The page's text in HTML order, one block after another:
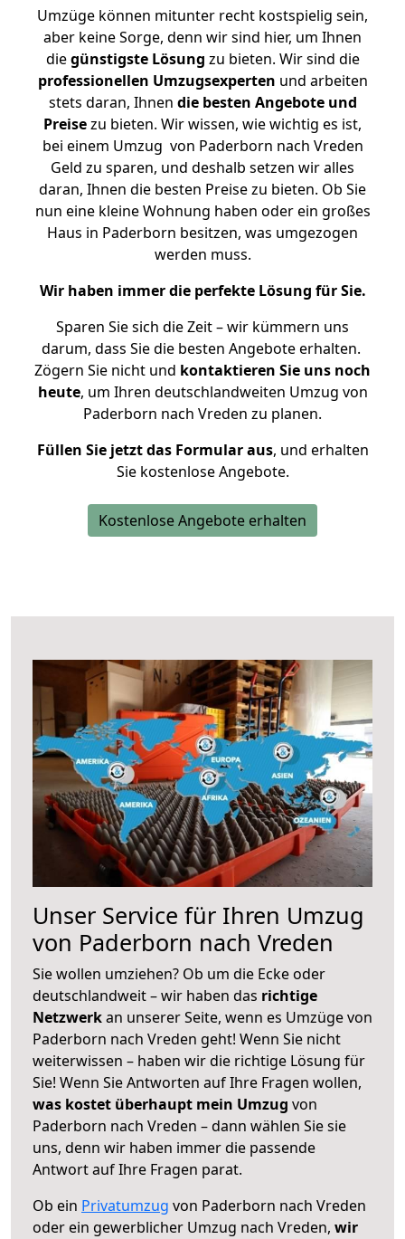
Umzüge können mitunter recht kostspielig sein,
aber keine Sorge, denn wir sind hier, um Ihnen
diegünstigste Lösung zu bieten. Wir sind die
professionellen Umzugsexperten und arbeiten
stets daran, Ihnen die besten Angebote und
Preisezu bieten. Wir wissen, wie wichtig es ist,
bei einem Umzug von Paderborn nach Vreden
Geld zu sparen, und deshalb setzen wir alles
daran, Ihnen die besten Preise zu bieten. Ob Sie
nun eine kleine Wohnung haben oder ein großes
Haus in Paderborn besitzen, was umgezogen
werden muss.
Wir haben immer die perfekte Lösung für Sie.
Sparen Sie sich die Zeit – wir kümmern uns
darum, dass Sie die besten Angebote erhalten.
Zögern Sie nicht und kontaktieren Sie uns noch
heute, um Ihren deutschlandweiten Umzug von
Paderborn nach Vreden zu planen.
Füllen Sie jetzt das Formular aus, und erhalten
Sie kostenlose Angebote.
Kostenlose Angebote erhalten
Unser Service für Ihren Umzug
von Paderborn nach Vreden
Sie wollen umziehen? Ob um die Ecke oder
deutschlandweit – wir haben das richtige
Netzwerkan unserer Seite, wenn es Umzüge von
Paderborn nach Vreden geht! Wenn Sie nicht
weiterwissen – haben wir die richtige Lösung für
Sie! Wenn Sie Antworten auf Ihre Fragen wollen,
was kostet überhaupt mein Umzug von
Paderborn nach Vreden – dann wählen Sie sie
uns, denn wir haben immer die passende
Antwort auf Ihre Fragen parat.
Ob ein Privatumzug von Paderborn nach Vreden
oder ein gewerblicher Umzug nach Vreden, wir